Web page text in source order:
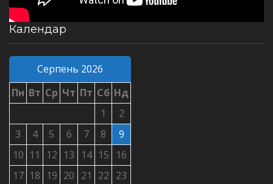
Календар
Серпень 2026
Пн Вт Ср Чт Пт Сб Нд
1
2
3
4 5 6 7 8
9
10 11 12 13 14 15
16
17 18 19 20 21 22 23